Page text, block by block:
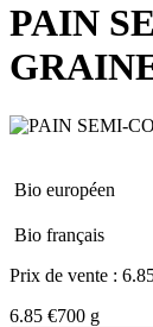
PAIN
Bio européen
Bio français
Prix de vente :
6.85 €700 g